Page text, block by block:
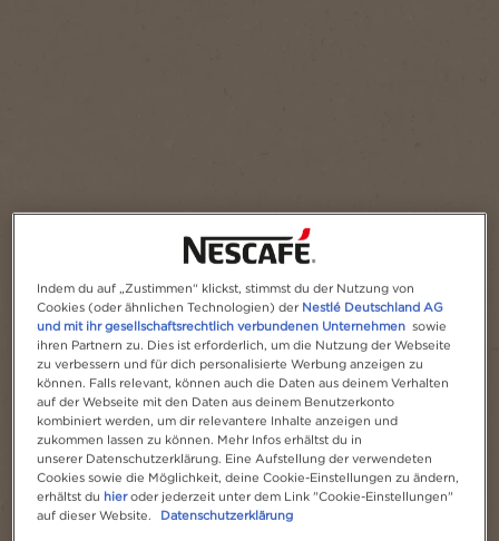
Indem du auf „Zustimmen“ klickst, stimmst du der Nutzung von
Cookies (oder ähnlichen Technologien) der Nestlé Deutschland AG
und mit ihr gesellschaftsrechtlich verbundenen Unternehmen sowie
ihren Partnern zu. Dies ist erforderlich, um die Nutzung der Webseite
zu verbessern und für dich personalisierte Werbung anzeigen zu
können. Falls relevant, können auch die Daten aus deinem Verhalten
auf der Webseite mit den Daten aus deinem Benutzerkonto
kombiniert werden, um dir relevantere Inhalte anzeigen und
zukommen lassen zu können. Mehr Infos erhältst du in
unserer Datenschutzerklärung. Eine Aufstellung der verwendeten
Cookies sowie die Möglichkeit, deine Cookie-Einstellungen zu ändern,
erhältst du hieroder jederzeit unter dem Link "Cookie-Einstellungen"
auf dieser Website.
Datenschutzerklärung